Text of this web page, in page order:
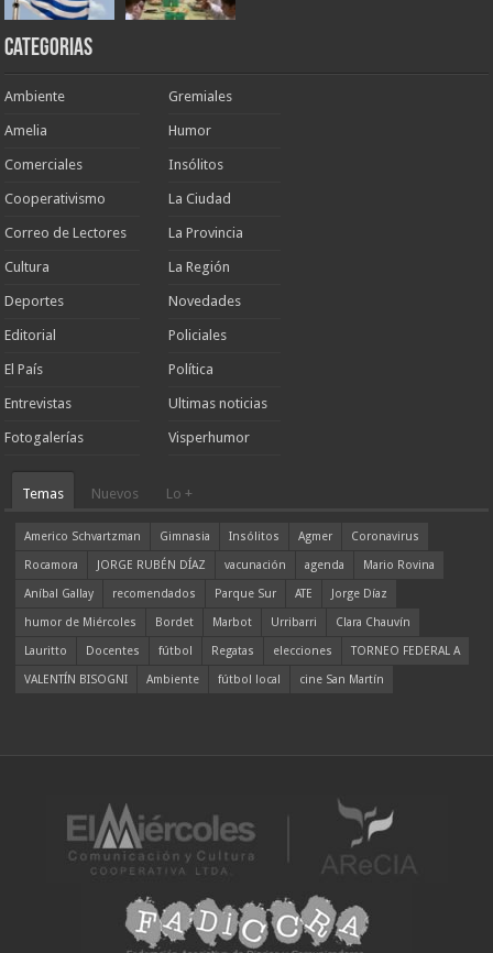
Categorias
Ambiente
Amelia
Comerciales
Cooperativismo
Correo de Lectores
Cultura
Deportes
Editorial
El País
Entrevistas
Fotogalerías
Gremiales
Humor
Insólitos
La Ciudad
La Provincia
La Región
Novedades
Policiales
Política
Ultimas noticias
Visperhumor
Temas Nuevos Lo +
Americo Schvartzman Gimnasia Insólitos Agmer
Coronavirus
Rocamora
JORGE RUBÉN DÍAZ vacunación agenda
Mario Rovina
Aníbal Gallay
recomendados Parque Sur ATE
Jorge Díaz
humor de Miércoles
Bordet Marbot Urribarri
Clara Chauvín
Lauritto
Docentes fútbol Regatas elecciones
TORNEO FEDERAL A
VALENTÍN BISOGNI
Ambiente fútbol local cine San Martín